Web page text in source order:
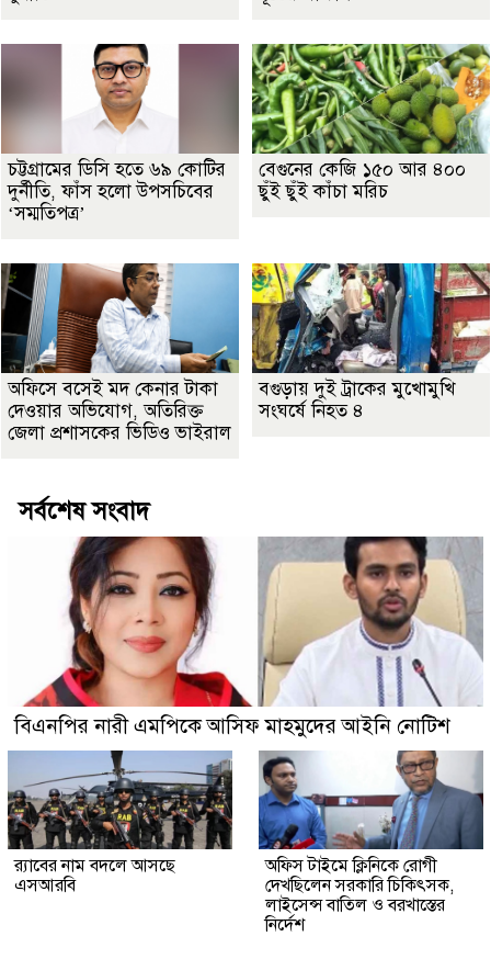
চট্টগ্রামের ডিসি হতে ৬৯ কোটির
দুর্নীতি, ফাঁস হলো উপসচিবের
‘সম্মতিপত্র’
বেগুনের কেজি ১৫০ আর ৪০০
ছুঁই ছুঁই কাঁচা মরিচ
অফিসে বসেই মদ কেনার টাকা
দেওয়ার অভিযোগ, অতিরিক্ত
জেলা প্রশাসকের ভিডিও ভাইরাল
বগুড়ায় দুই ট্রাকের মুখোমুখি
সংঘর্ষে নিহত ৪
সর্বশেষ সংবাদ
বিএনপির নারী এমপিকে আসিফ মাহমুদের আইনি নোটিশ
র‍্যাবের নাম বদলে আসছে
এসআরবি
অফিস টাইমে ক্লিনিকে রোগী
দেখছিলেন সরকারি চিকিৎসক,
লাইসেন্স বাতিল ও বরখাস্তের
নির্দেশ